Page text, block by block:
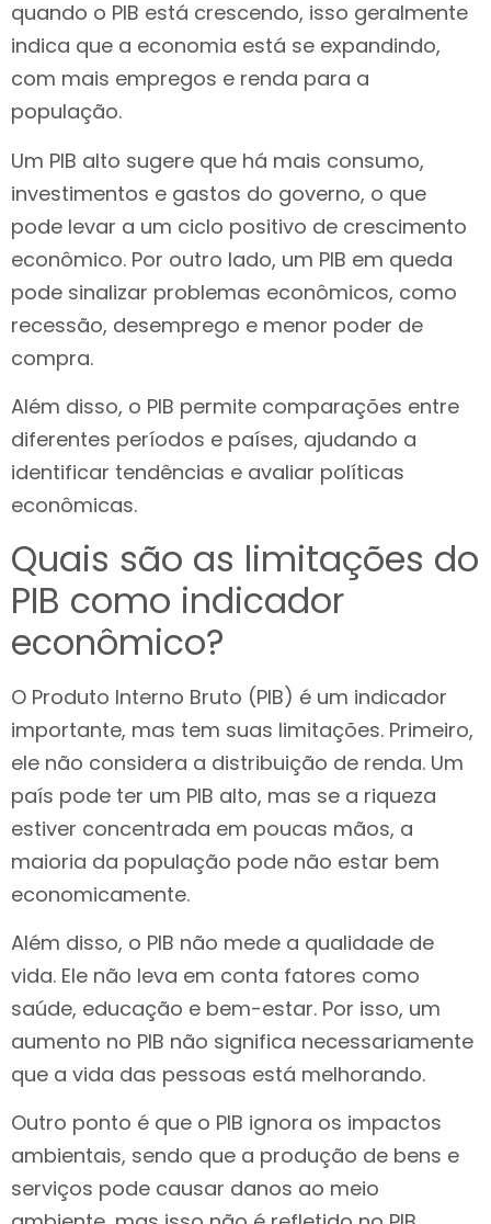
quando o PIB está crescendo, isso geralmente
indica que a economia está se expandindo,
com mais empregos e renda para a
população.
Um PIB alto sugere que há mais consumo,
investimentos e gastos do governo, o que
pode levar a um ciclo positivo de crescimento
econômico. Por outro lado, um PIB em queda
pode sinalizar problemas econômicos, como
recessão, desemprego e menor poder de
compra.
Além disso, o PIB permite comparações entre
diferentes períodos e países, ajudando a
identificar tendências e avaliar políticas
econômicas.
Quais são as limitações do
PIB como indicador
econômico?
O Produto Interno Bruto (PIB) é um indicador
importante, mas tem suas limitações. Primeiro,
ele não considera a distribuição de renda. Um
país pode ter um PIB alto, mas se a riqueza
estiver concentrada em poucas mãos, a
maioria da população pode não estar bem
economicamente.
Além disso, o PIB não mede a qualidade de
vida. Ele não leva em conta fatores como
saúde, educação e bem-estar. Por isso, um
aumento no PIB não significa necessariamente
que a vida das pessoas está melhorando.
Outro ponto é que o PIB ignora os impactos
ambientais, sendo que a produção de bens e
serviços pode causar danos ao meio